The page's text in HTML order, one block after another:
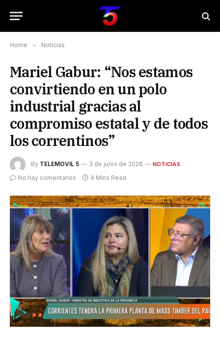
Home » Noticias
Mariel Gabur: “Nos estamos
convirtiendo en un polo
industrial gracias al
compromiso estatal y de todos
los correntinos”
By TELEMOVIL 5 3 de junio de 2026 NOTICIAS
No hay comentarios 4 Mins Read